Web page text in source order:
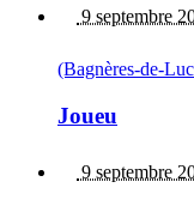
9 septembre
(Bagnères-de-
Joueu
9 septembre